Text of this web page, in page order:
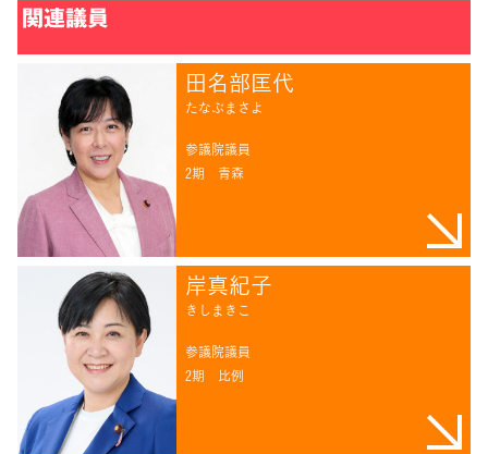
関連議員
田名部匡代
たなぶまさよ
参議院議員
2期 青森
岸真紀子
きしまきこ
参議院議員
2期 比例